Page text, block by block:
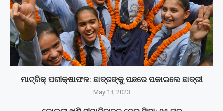
ମାଟ୍ରିକ୍‌ ପରୀକ୍ଷାଫଳ: ଛାତ୍ରଙ୍କୁ ପଛରେ ପକାଇଲେ ଛାତ୍ରୀ
May 18, 2023